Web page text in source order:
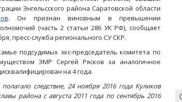
Энгельсского района Саратовской области
. Он признан виновным в превышении
(часть 2 статьи 286 УК РФ), сообщает
пресс-служба регионального СУ СКР.
подсудимых экс-председатель комитета по
ЭМР Сергей Рясков за аналогичное
на 4 года.
следствие, 24 ноября 2016 года Куликов
района с августа 2011 года по сентябрь 2016